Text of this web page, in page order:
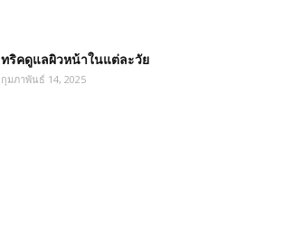
ทริคดูแลผิวหน้าในแต่ละวัย
กุมภาพันธ์ 14, 2025